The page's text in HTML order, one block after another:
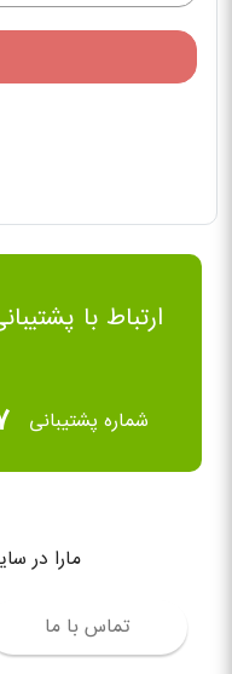
ارتباط با پشتیبانی
شماره پشتیبانی
تماس با ما
مارا در